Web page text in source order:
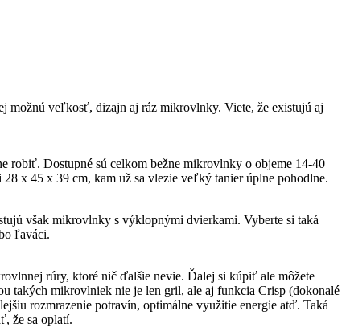
možnú veľkosť, dizajn aj ráz mikrovlnky. Viete, že existujú aj
robiť. Dostupné sú celkom bežne mikrovlnky o objeme 14-40
x 45 x 39 cm, kam už sa vlezie veľký tanier úplne pohodlne.
však mikrovlnky s výklopnými dvierkami. Vyberte si taká
ľaváci.
rúry, ktoré nič ďalšie nevie. Ďalej si kúpiť ale môžete
takých mikrovlniek nie je len gril, ale aj funkcia Crisp (dokonalé
rozmrazenie potravín, optimálne využitie energie atď. Taká
že sa oplatí.